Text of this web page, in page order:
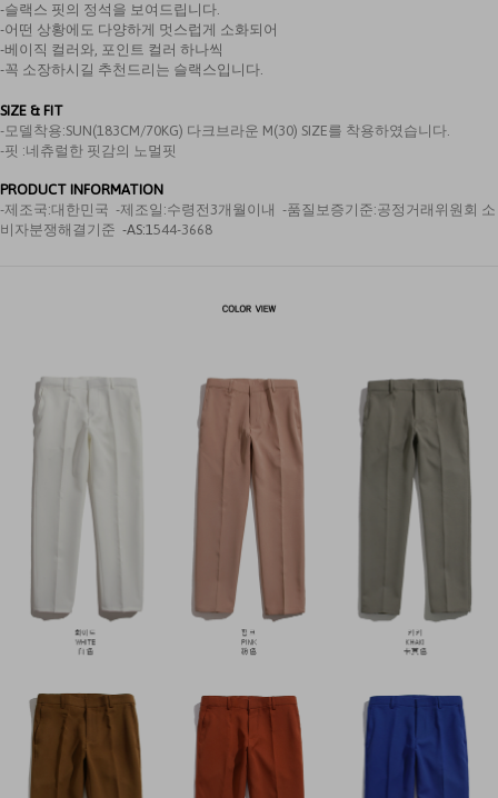
-슬랙스 핏의 정석을 보여드립니다.
-어떤 상황에도 다양하게 멋스럽게 소화되어
-베이직 컬러와, 포인트 컬러 하나씩
-꼭 소장하시길 추천드리는 슬랙스입니다.
SIZE & FIT
-모델착용:SUN(183CM/70KG) 다크브라운 M(30) SIZE를 착용하였습니다.
-핏 :네츄럴한 핏감의 노멀핏
PRODUCT INFORMATION
-제조국:대한민국 -제조일:수령전3개월이내 -품질보증기준:공정거래위원회 소
비자분쟁해결기준 -AS:1544-3668